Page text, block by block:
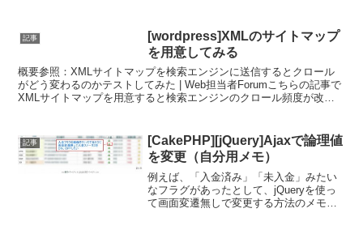
グを設けるで追加したパラメータです。
既存...
記事
[wordpress]XMLのサイトマップ
を用意してみる
概要参照：XMLサイトマップを検索エンジンに送信するとクロール
がどう変わるのかテストしてみた | Web担当者Forumこちらの記事で
XMLサイトマップを用意すると検索エンジンのクロール頻度が改善
記事
[CakePHP][jQuery]Ajaxで論理値
を変更（自分用メモ）
例えば、「入金済み」「未入金」みたい
なフラグがあったとして、jQueryを使っ
て画面変遷無しで変更する方法のメモ。